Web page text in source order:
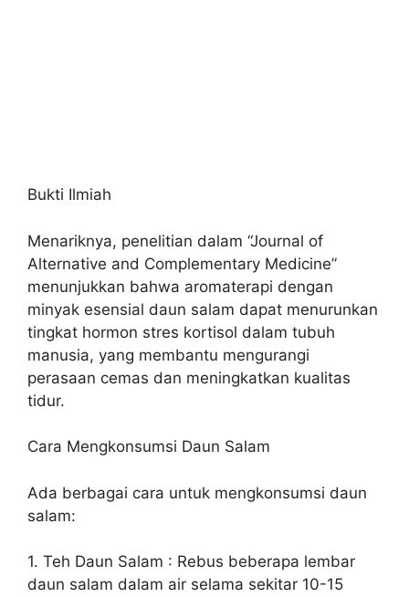
Bukti Ilmiah
Menariknya, penelitian dalam “Journal of
Alternative and Complementary Medicine”
menunjukkan bahwa aromaterapi dengan
minyak esensial daun salam dapat menurunkan
tingkat hormon stres kortisol dalam tubuh
manusia, yang membantu mengurangi
perasaan cemas dan meningkatkan kualitas
tidur.
Cara Mengkonsumsi Daun Salam
Ada berbagai cara untuk mengkonsumsi daun
salam:
1. Teh Daun Salam : Rebus beberapa lembar
daun salam dalam air selama sekitar 10-15